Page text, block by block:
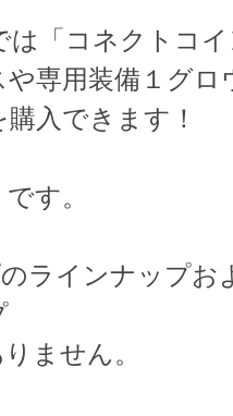
は「コネクトコ
専用装備１グ
入できます！
す。
ラインナップお
ません。